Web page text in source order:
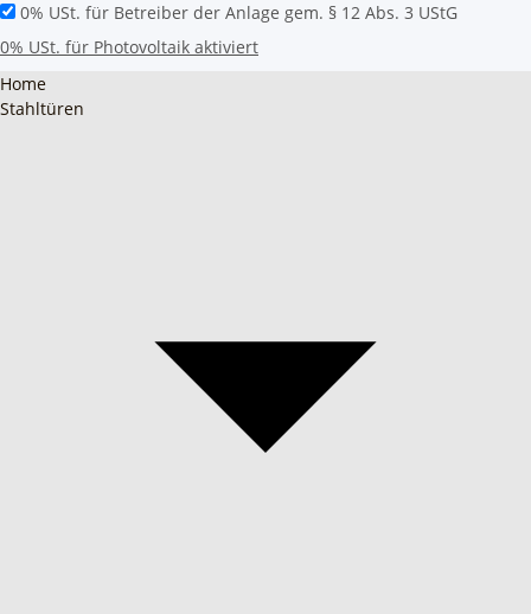
0% USt. für Betreiber der Anlage gem. § 12 Abs. 3 UStG
0% USt. für Photovoltaik aktiviert
Home
Stahltüren